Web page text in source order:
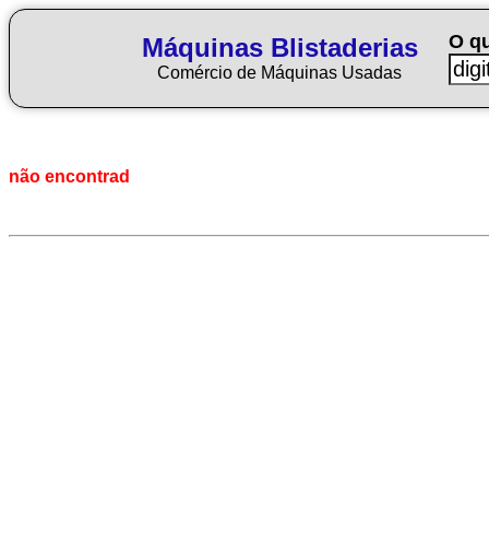
Máquinas Blistaderias
Comércio de Máquinas Usadas
O
não encontrad